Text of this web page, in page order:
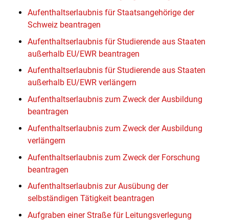
Aufenthaltserlaubnis für Staatsangehörige der
Schweiz beantragen
Aufenthaltserlaubnis für Studierende aus Staaten
außerhalb EU/EWR beantragen
Aufenthaltserlaubnis für Studierende aus Staaten
außerhalb EU/EWR verlängern
Aufenthaltserlaubnis zum Zweck der Ausbildung
beantragen
Aufenthaltserlaubnis zum Zweck der Ausbildung
verlängern
Aufenthaltserlaubnis zum Zweck der Forschung
beantragen
Aufenthaltserlaubnis zur Ausübung der
selbständigen Tätigkeit beantragen
Aufgraben einer Straße für Leitungsverlegung